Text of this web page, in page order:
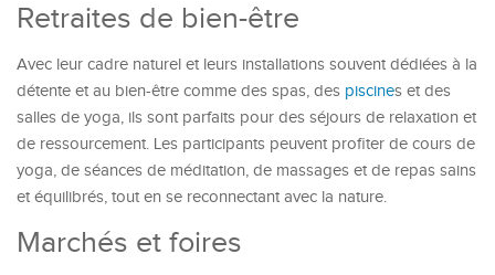
Retraites de bien-être
Avec leur cadre naturel et leurs installations souvent dédiées à la
détente et au bien-être comme des spas, des piscines et des
salles de yoga, ils sont parfaits pour des séjours de relaxation et
de ressourcement. Les participants peuvent profiter de cours de
yoga, de séances de méditation, de massages et de repas sains
et équilibrés, tout en se reconnectant avec la nature.
Marchés et foires